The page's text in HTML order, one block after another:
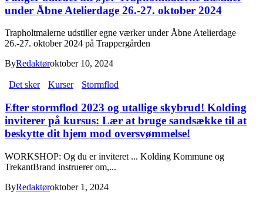
under Åbne Atelierdage 26.-27. oktober 2024
Trapholtmalerne udstiller egne værker under Åbne Atelierdage
26.-27. oktober 2024 på Trappergården
ByRedaktøroktober 10, 2024
Det sker Kurser Stormflod
Efter stormflod 2023 og utallige skybrud! Kolding
inviterer på kursus: Lær at bruge sandsække til at
beskytte dit hjem mod oversvømmelse!
WORKSHOP: Og du er inviteret ... Kolding Kommune og
TrekantBrand instruerer om,...
ByRedaktøroktober 1, 2024